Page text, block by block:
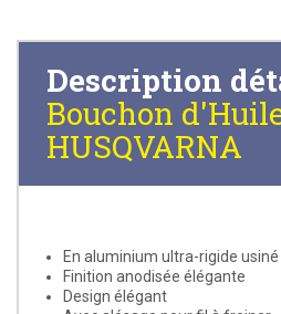
Description
Bouchon
HUSQVARNA
En aluminium ultra-rigide usiné
Finition anodisée élégante
Design élégant